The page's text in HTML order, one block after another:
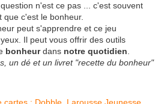
n'est ce pas ... c'est souvent
c'est le bonheur.
peut s'apprendre et ce jeu
Il peut vous offrir des outils
bonheurdans notre quotidien
un dé et un livret "recette du bonheur"